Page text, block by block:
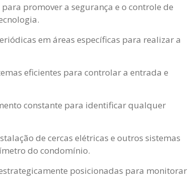
promover a segurança e o controle de
em áreas específicas para realizar a
eficientes para controlar a entrada e
constante para identificar qualquer
de cercas elétricas e outros sistemas
do condomínio.
posicionadas para monitorar